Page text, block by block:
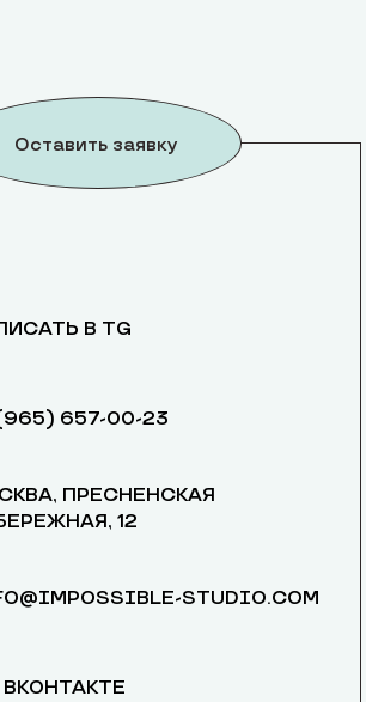
Оставить заявку
В TG
657-00-23
​ПРЕСНЕНСКАЯ
12
STUDIO.COM